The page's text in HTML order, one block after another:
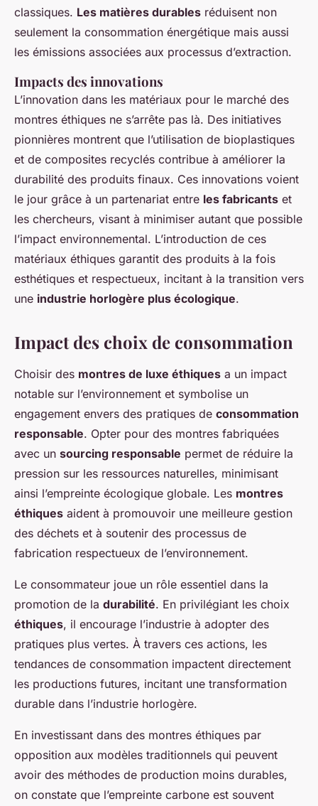
classiques. Les matières durables réduisent non
seulement la consommation énergétique mais aussi
les émissions associées aux processus d’extraction.
Impacts des innovations
L’innovation dans les matériaux pour le marché des
montres éthiques ne s’arrête pas là. Des initiatives
pionnières montrent que l’utilisation de bioplastiques
et de composites recyclés contribue à améliorer la
durabilité des produits finaux. Ces innovations voient
le jour grâce à un partenariat entre les fabricants et
les chercheurs, visant à minimiser autant que possible
l’impact environnemental. L’introduction de ces
matériaux éthiques garantit des produits à la fois
esthétiques et respectueux, incitant à la transition vers
une industrie horlogère plus écologique.
Impact des choix de consommation
Choisir des montres de luxe éthiques a un impact
notable sur l’environnement et symbolise un
engagement envers des pratiques de consommation
responsable. Opter pour des montres fabriquées
avec un sourcing responsable permet de réduire la
pression sur les ressources naturelles, minimisant
ainsi l’empreinte écologique globale. Les montres
éthiques aident à promouvoir une meilleure gestion
des déchets et à soutenir des processus de
fabrication respectueux de l’environnement.
Le consommateur joue un rôle essentiel dans la
promotion de la durabilité. En privilégiant les choix
éthiques, il encourage l’industrie à adopter des
pratiques plus vertes. À travers ces actions, les
tendances de consommation impactent directement
les productions futures, incitant une transformation
durable dans l’industrie horlogère.
En investissant dans des montres éthiques par
opposition aux modèles traditionnels qui peuvent
avoir des méthodes de production moins durables,
on constate que l’empreinte carbone est souvent